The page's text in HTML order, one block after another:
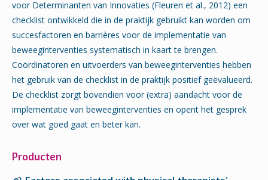
voor Determinanten van Innovaties (Fleuren et al., 2012) een
checklist ontwikkeld die in de praktijk gebruikt kan worden om
succesfactoren en barrières voor de implementatie van
beweeginterventies systematisch in kaart te brengen.
Coördinatoren en uitvoerders van beweeginterventies hebben
het gebruik van de checklist in de praktijk positief geëvalueerd.
De checklist zorgt bovendien voor (extra) aandacht voor de
implementatie van beweeginterventies en opent het gesprek
over wat goed gaat en beter kan.
Producten